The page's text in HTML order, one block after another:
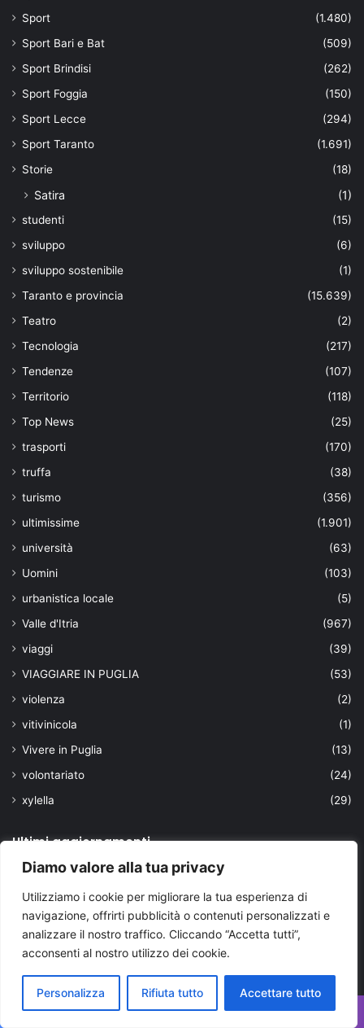
Diamo valore alla tua privacy
Utilizziamo i cookie per migliorare la tua esperienza di
navigazione, offrirti pubblicità o contenuti personalizzati e
analizzare il nostro traffico. Cliccando “Accetta tutti”,
acconsenti al nostro utilizzo dei cookie.
Personalizza Rifiuta tutto Accettare tutto
Sport
(1.480)
Sport Bari e Bat
(509)
Sport Brindisi
(262)
Sport Foggia
(150)
Sport Lecce
(294)
Sport Taranto
(1.691)
Storie
(18)
Satira (1)
studenti
(15)
sviluppo
(6)
sviluppo sostenibile
(1)
Taranto e provincia
(15.639)
Teatro
(2)
Tecnologia
(217)
Tendenze
(107)
Territorio
(118)
Top News
(25)
trasporti
(170)
truffa
(38)
turismo
(356)
ultimissime
(1.901)
università
(63)
Uomini
(103)
urbanistica locale
(5)
Valle d'Itria
(967)
viaggi
(39)
VIAGGIARE IN PUGLIA
(53)
violenza
(2)
vitivinicola
(1)
Vivere in Puglia
(13)
volontariato
(24)
xylella
(29)
Ultimi aggiornamenti